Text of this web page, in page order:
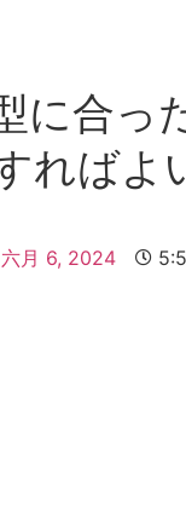
に合っ
ればよ
六月 6, 2024